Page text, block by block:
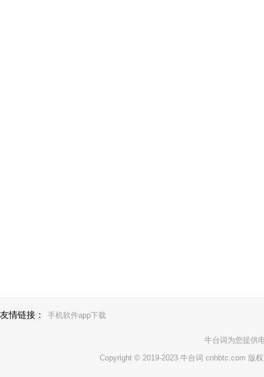
友情链接： 手机软件app下载
牛台词 为您提供
Copyright © 2019-2023 牛台词 cnhbtc.com 版